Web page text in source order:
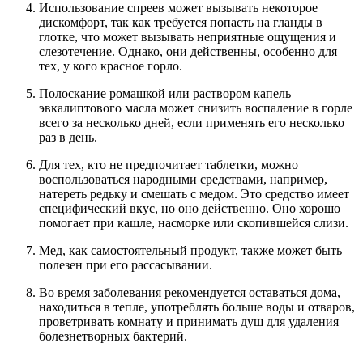
Использование спреев может вызывать некоторое
дискомфорт, так как требуется попасть на гланды в
глотке, что может вызывать неприятные ощущения и
слезотечение. Однако, они действенны, особенно для
тех, у кого красное горло.
Полоскание ромашкой или раствором капель
эвкалиптового масла может снизить воспаление в горле
всего за несколько дней, если применять его несколько
раз в день.
Для тех, кто не предпочитает таблетки, можно
воспользоваться народными средствами, например,
натереть редьку и смешать с медом. Это средство имеет
специфический вкус, но оно действенно. Оно хорошо
помогает при кашле, насморке или скопившейся слизи.
Мед, как самостоятельный продукт, также может быть
полезен при его рассасывании.
Во время заболевания рекомендуется оставаться дома,
находиться в тепле, употреблять больше воды и отваров,
проветривать комнату и принимать душ для удаления
болезнетворных бактерий.